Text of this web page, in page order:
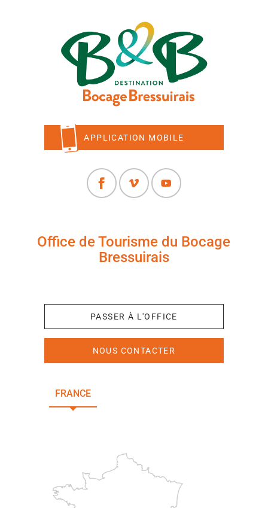
APPLICATION MOBILE
Office de Tourisme du Bocage
Bressuirais
PASSER À L'OFFICE
NOUS CONTACTER
FRANCE